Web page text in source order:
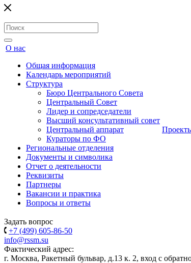
О нас
Общая информация
Календарь мероприятий
Структура
Бюро Центрального Совета
Центральный Совет
Лидер и сопредседатели
Высший консультативный совет
Центральный аппарат
Кураторы по ФО
Региональные отделения
Документы и символика
Отчет о деятельности
Реквизиты
Партнеры
Вакансии и практика
Вопросы и ответы
Задать вопрос
+7 (499) 605-86-50
info@rssm.su
Фактический адрес:
г. Москва, Ракетный бульвар, д.13 к. 2, вход с